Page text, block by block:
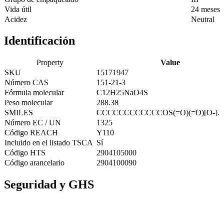
Vida útil
24 meses
Acidez
Neutral
Identificación
Property
Value
SKU
15171947
Número CAS
151-21-3
Fórmula molecular
C12H25NaO4S
Peso molecular
288.38
SMILES
CCCCCCCCCCCCOS(=O)(=O)[O-
Número EC / UN
1325
Código REACH
Y110
Incluido en el listado TSCA Sí
Código HTS
2904105000
Código arancelario
2904100090
Seguridad y GHS